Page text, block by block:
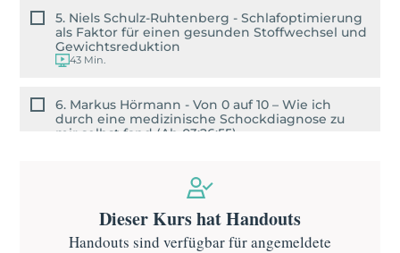
5. Niels Schulz-Ruhtenberg - Schlafoptimierung
als Faktor für einen gesunden Stoffwechsel und
Gewichtsreduktion
43 Min.
6. Markus Hörmann - Von 0 auf 10 – Wie ich
durch eine medizinische Schockdiagnose zu
mir selbst fand (Ab 03:26:55)
Dieser Kurs hat Handouts
Handouts sind verfügbar für angemeldete